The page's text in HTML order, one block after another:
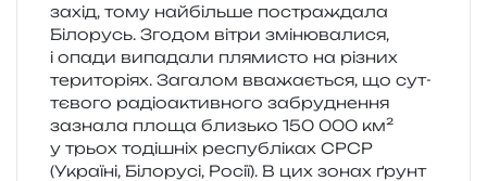
захід, тому най­біль­ше постра­жда­ла
Білорусь. Згодом вітри змі­ню­ва­ли­ся,
і опади випа­да­ли пля­ми­сто на різних
тери­то­рі­ях. Загалом вва­жа­є­ться, що сут­
тє­во­го радіо­актив­но­го забру­дне­н­ня
зазна­ла площа близь­ко 150 000 км²
у трьох тоді­шніх респу­блі­ках СРСР
(Україні, Білорусі, Росії). В цих зонах ґрунт